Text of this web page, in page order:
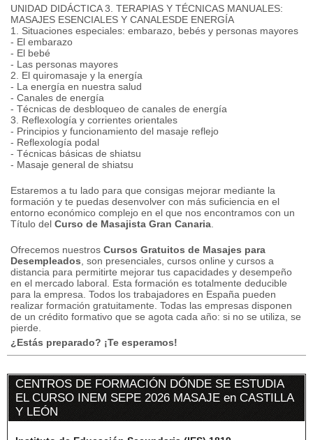
UNIDAD DIDÁCTICA 3. TERAPIAS Y TÉCNICAS MANUALES:
MASAJES ESENCIALES Y CANALESDE ENERGÍA
1. Situaciones especiales: embarazo, bebés y personas mayores
- El embarazo
- El bebé
- Las personas mayores
2. El quiromasaje y la energía
- La energía en nuestra salud
- Canales de energía
- Técnicas de desbloqueo de canales de energía
3. Reflexología y corrientes orientales
- Principios y funcionamiento del masaje reflejo
- Reflexología podal
- Técnicas básicas de shiatsu
- Masaje general de shiatsu
Estaremos a tu lado para que consigas mejorar mediante la
formación y te puedas desenvolver con más suficiencia en el
entorno económico complejo en el que nos encontramos con un
Título del Curso de Masajista Gran Canaria
Ofrecemos nuestros Cursos Gratuitos de Masajes para
Desempleados , son presenciales, cursos online y cursos a
distancia para permitirte mejorar tus capacidades y desempeño
en el mercado laboral. Esta formación es totalmente deducible
para la empresa. Todos los trabajadores en España pueden
realizar formación gratuitamente. Todas las empresas disponen
de un crédito formativo que se agota cada año: si no se utiliza, se
pierde.
¿Estás preparado? ¡Te esperamos!
CENTROS DE FORMACIÓN DÓNDE SE ESTUDIA
EL CURSO INEM SEPE 2026 MASAJE en CASTILLA
Y LEÓN